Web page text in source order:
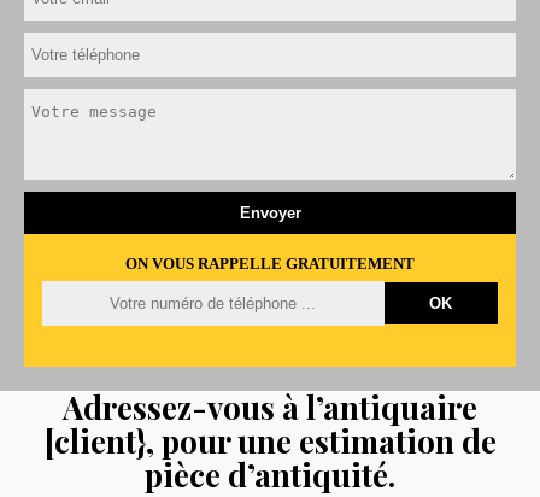
ON VOUS RAPPELLE GRATUITEMENT
Adressez-vous à l’antiquaire
[client}, pour une estimation de
pièce d’antiquité.